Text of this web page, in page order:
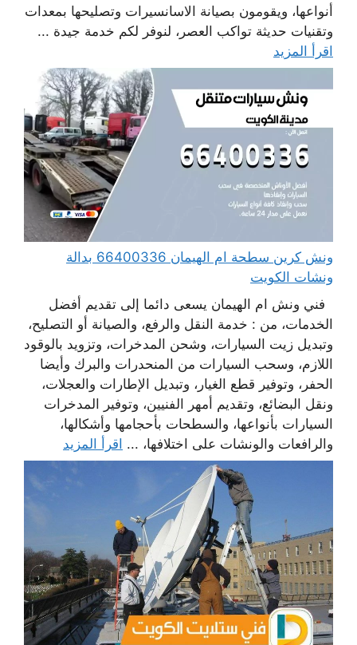
أنواعها، ويقومون بصيانة الاسانسيرات وتصليحها بمعدات
وتقنيات حديثة تواكب العصر، لنوفر لكم خدمة جيدة ...
اقرأ المزيد
ونش كرين سطحة ام الهيمان 66400336 بدالة
ونشات الكويت
فني ونش ام الهيمان يسعى دائما إلى تقديم أفضل
الخدمات، من : خدمة النقل والرفع، والصيانة أو التصليح،
وتبديل زيت السيارات، وشحن المدخرات، وتزويد بالوقود
اللازم، وسحب السيارات من المنحدرات والبرك وأيضا
الحفر، وتوفير قطع الغيار، وتبديل الإطارات والعجلات،
ونقل البضائع، وتقديم أمهر الفنيين، وتوفير المدخرات
السيارات بأنواعها، والسطحات بأحجامها وأشكالها،
والرافعات والونشات على اختلافها، ... اقرأ المزيد